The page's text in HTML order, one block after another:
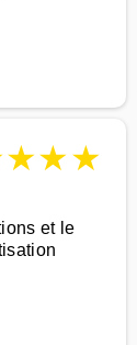
★★★
et le